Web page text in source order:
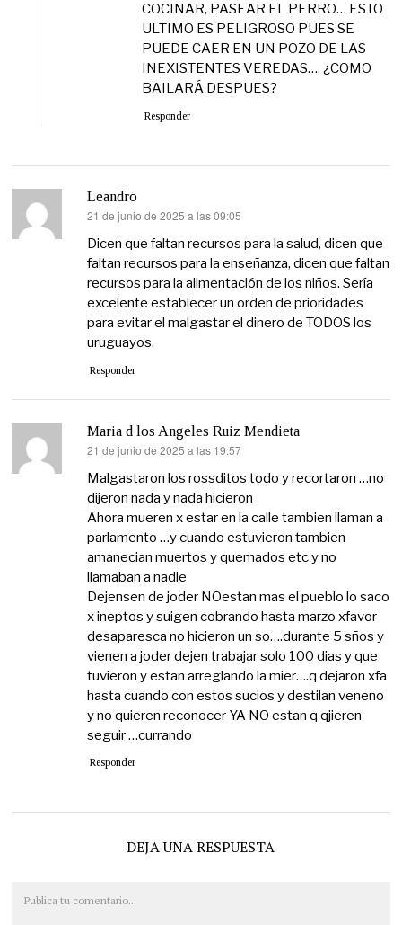
COCINAR, PASEAR EL PERRO… ESTO
ULTIMO ES PELIGROSO PUES SE
PUEDE CAER EN UN POZO DE LAS
INEXISTENTES VEREDAS…. ¿COMO
BAILARÁ DESPUES?
Responder
Leandro
dice:
21 de junio de 2025 a las 09:05
Dicen que faltan recursos para la salud, dicen que
faltan recursos para la enseñanza, dicen que faltan
recursos para la alimentación de los niños. Sería
excelente establecer un orden de prioridades
para evitar el malgastar el dinero de TODOS los
uruguayos.
Responder
Maria d los Angeles Ruiz Mendieta
dice:
21 de junio de 2025 a las 19:57
Malgastaron los rossditos todo y recortaron …no
dijeron nada y nada hicieron
Ahora mueren x estar en la calle tambien llaman a
parlamento …y cuando estuvieron tambien
amanecian muertos y quemados etc y no
llamaban a nadie
Dejensen de joder NOestan mas el pueblo lo saco
x ineptos y suigen cobrando hasta marzo xfavor
desaparesca no hicieron un so….durante 5 sños y
vienen a joder dejen trabajar solo 100 dias y que
tuvieron y estan arreglando la mier….q dejaron xfa
hasta cuando con estos sucios y destilan veneno
y no quieren reconocer YA NO estan q qjieren
seguir …currando
Responder
DEJA UNA RESPUESTA